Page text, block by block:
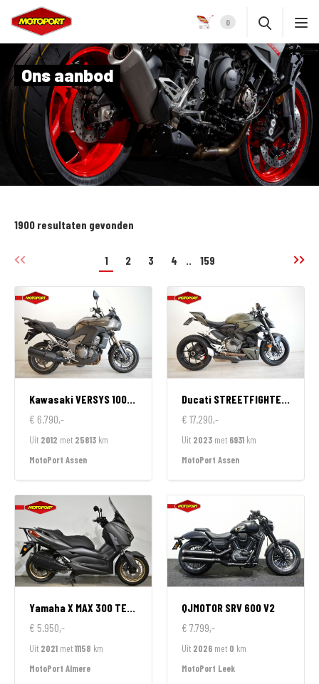
0
Ons aanbod
1900 resultaten gevonden
1 2 3 4 .. 159
KawasakiVERSYS 1000 ABS
€ 6.790,-
Uit 2012 met 25813 km
MotoPort Assen
Ducati STREETFIGHTER V2
€ 17.290,-
Uit 2023 met 6931 km
MotoPort Assen
YamahaX MAX 300 TECH MAX
€ 5.950,-
Uit 2021 met11158 km
MotoPort Almere
QJMOTOR SRV 600 V2
€ 7.799,-
Uit 2026 met 0 km
MotoPort Leek